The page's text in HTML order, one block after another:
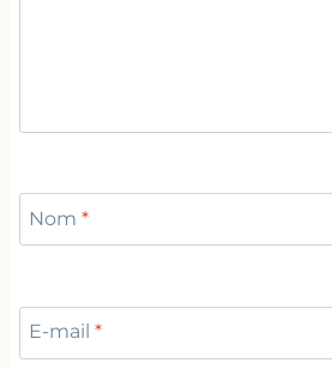
Nom *
E-mail *